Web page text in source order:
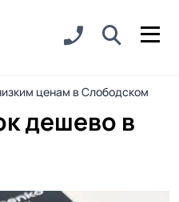
ценам в Слободском
дешево в